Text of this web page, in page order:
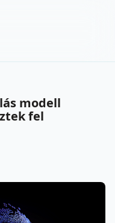
modell
fel
emailben